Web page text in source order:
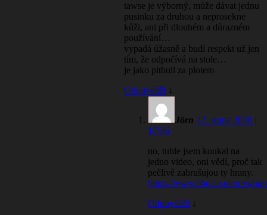
tawse je výborný, může dávat jednu
pusinku za druhou a neprosekne
kůži, ani při dlouhém a důrazném
používání…
vypadá úžasně a budí respekt už jen
tím, že odpočívá na stole…
je jako pitbull za plotem
Odpovědět ↓
Jörn 27. srpna 2018 |
17:36
no, tuhle jsem koukal na
jedno video, oni vědí, proč tak
pečlivě zabrušujou ty hrany.
https://www.bbc.co.uk/
Odpovědět ↓